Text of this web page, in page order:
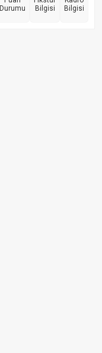
Durumu
Bilgisi
Bilgisi